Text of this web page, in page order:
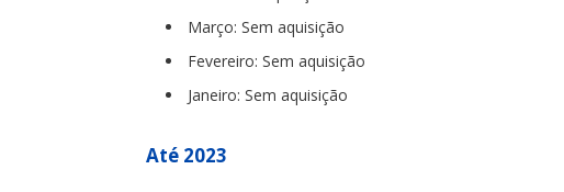
Março: Sem aquisição
Fevereiro: Sem aquisição
Janeiro: Sem aquisição
Até 2023